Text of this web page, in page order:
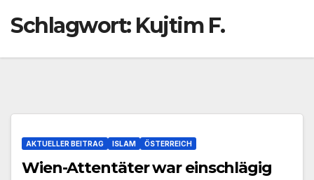
Schlagwort: Kujtim F.
AKTUELLER BEITRAG ISLAM ÖSTERREICH
Wien-Attentäter war einschlägig